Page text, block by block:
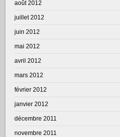
août 2012
juillet 2012
juin 2012
mai 2012
avril 2012
mars 2012
février 2012
janvier 2012
décembre 2011
novembre 2011